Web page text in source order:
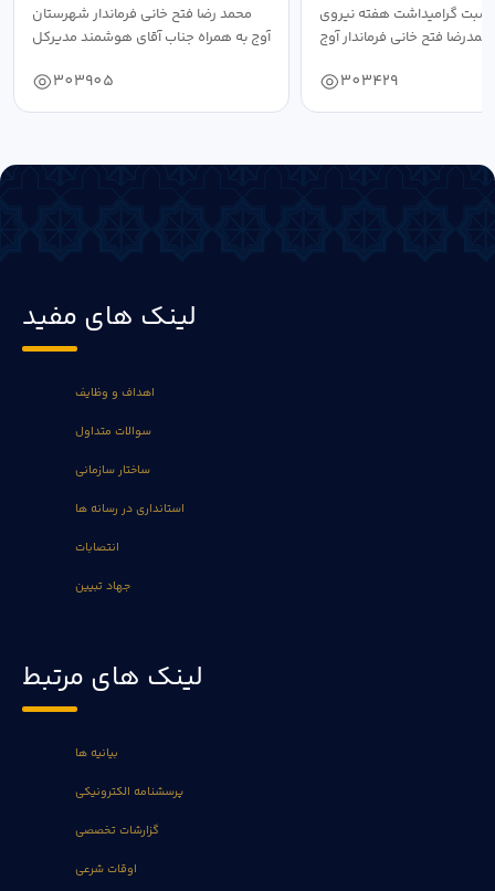
محمد رضا فتح خانی فرماندار شهرستان
آوج به همراه جناب آقای هوشمند مدیرکل
303905
گرامیداشت هفته نیروی
فتح خانی فرماندار آوج
303429
لینک های مفید
اهداف و وظایف
سوالات متداول
ساختار سازمانی
استانداری در رسانه ها
انتصابات
جهاد تبیین
لینک های مرتبط
بیانیه ها
پرسشنامه الکترونیکی
گزارشات تخصصی
اوقات شرعی